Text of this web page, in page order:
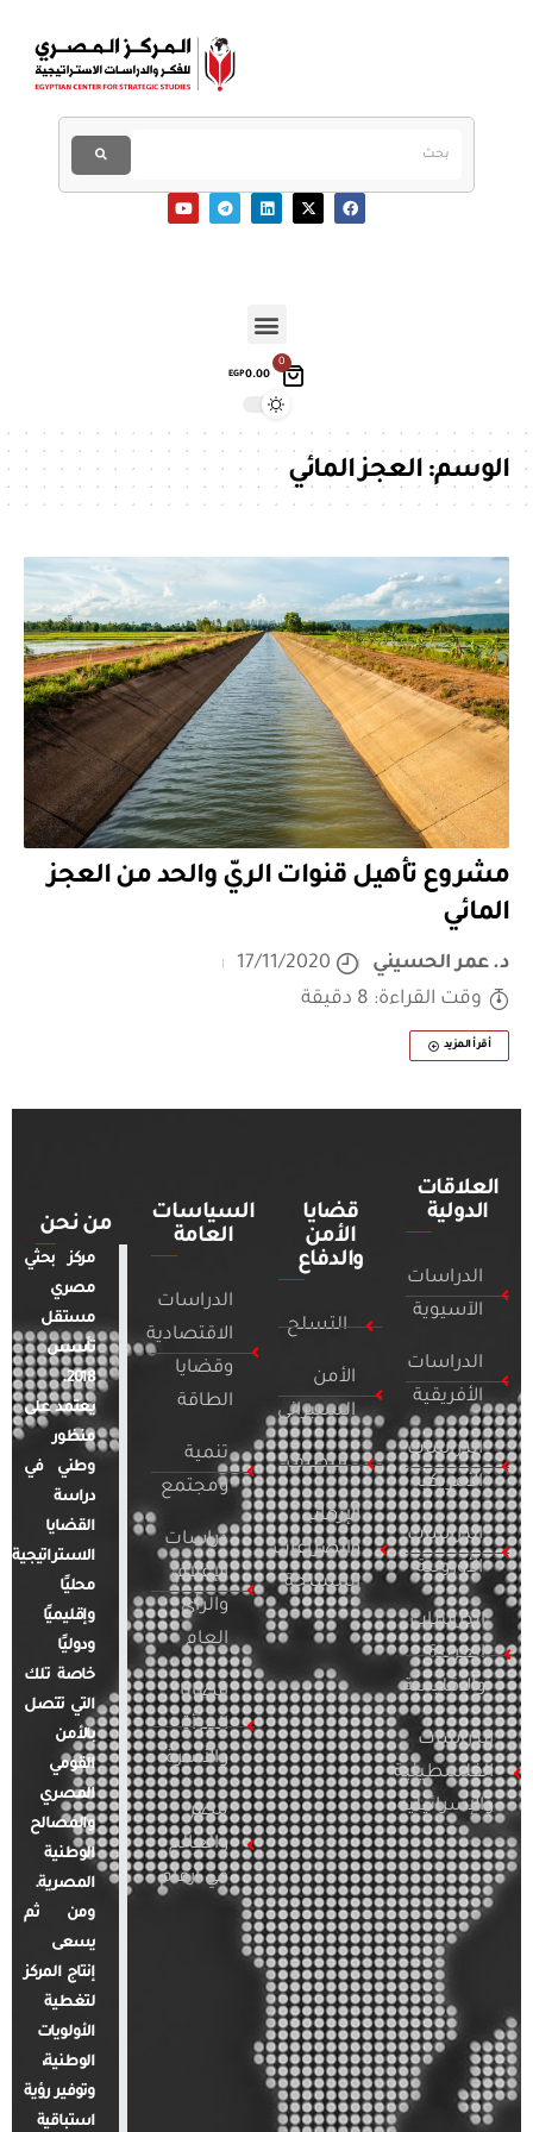
0
EGP0.00
الوسم:العجز المائي
مشروع تأهيل قنوات الريّ والحد من العجز
المائي
د. عمر الحسيني
17/11/2020
وقت القراءة: 8 دقيقة
أقرأ المزيد
العلاقات
الدولية
الدراسات
الآسيوية
الدراسات
الأفريقية
الدراسات
الأمريكية
الدراسات
الأوروبية
الدراسات
العربية
والإقليمية
الدراسات
الفلسطينية
والإسرائيلية
قضايا
الأمن
والدفاع
التسلح
الأمن
السيبراني
التطرف
الإرهاب
والصراعات
المسلحة
السياسات
العامة
الدراسات
الاقتصادية
وقضايا
الطاقة
تنمية
ومجتمع
دراسات
الإعلام
والرأي
العام
قضايا
المرأة
والأسرة
مصر
والعالم
في أرقام
من نحن
مركز بحثي
مصري
مستقل
تأسس
2018.
يعتمد على
منظور
وطني في
دراسة
القضايا
الاستراتيجية
محليًا
وإقليميًا
ودوليًا
خاصة تلك
التي تتصل
بالأمن
القومي
المصري
والمصالح
الوطنية
المصرية.
ومن ثم
يسعى
إنتاج المركز
لتغطية
الأولويات
الوطنية،
وتوفير رؤية
استباقية